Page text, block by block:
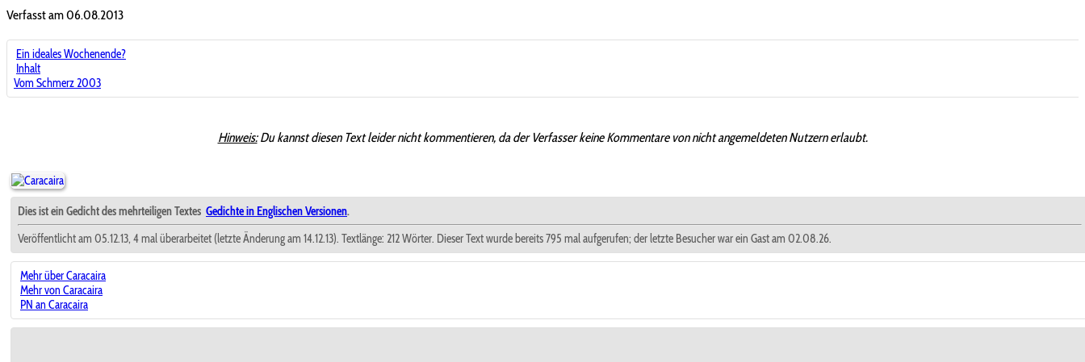
Verfasst am 06.08.2013
Ein ideales Wochenende?
Inhalt
Vom Schmerz 2003
Hinweis:Du kannst diesen Text leider nicht kommentieren, da der Verfasser keine Kommentare von nicht angemeldeten Nutzern erlaubt.
Dies ist ein Gedicht des mehrteiligen Textes Gedichte in Englischen Versionen.
Veröffentlicht am 05.12.13, 4 mal überarbeitet (letzte Änderung am 14.12.13). Textlänge: 212 Wörter. Dieser Text wurde bereits 795 mal aufgerufen; der letzte Besucher war ein Gast am 02.08.26.
Mehr über Caracaira
Mehr von Caracaira
PN an Caracaira